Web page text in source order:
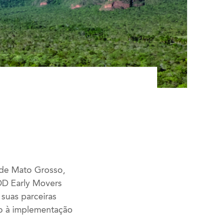
Mato Grosso,
Early Movers
parceiras
à implementação